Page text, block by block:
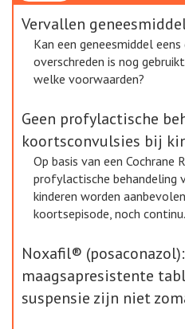
Vervallen
Kan een geneesmiddel
overschreden is nog
welke voorwaarden?
Geen profylactische
koortsconvulsies bij
Op basis van een Cochrane
profylactische behandeling
kinderen worden
koortsepisode, noch continu.
Noxafil®
maagsapresistente
suspensie zijn niet